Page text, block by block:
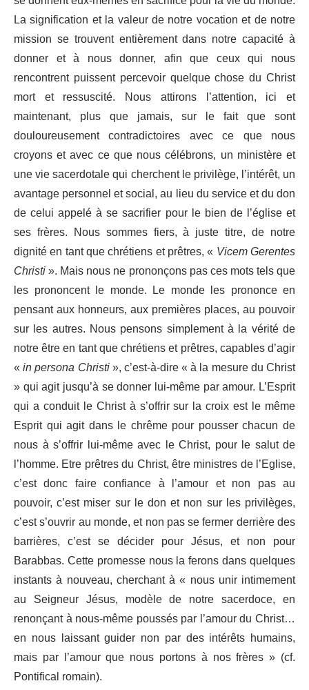
La signification et la valeur de notre vocation et de notre
mission se trouvent entièrement dans notre capacité à
donner et à nous donner, afin que ceux qui nous
rencontrent puissent percevoir quelque chose du Christ
mort et ressuscité. Nous attirons l’attention, ici et
maintenant, plus que jamais, sur le fait que sont
douloureusement contradictoires avec ce que nous
croyons et avec ce que nous célébrons, un ministère et
une vie sacerdotale qui cherchent le privilège, l’intérêt, un
avantage personnel et social, au lieu du service et du don
de celui appelé à se sacrifier pour le bien de l’église et
ses frères. Nous sommes fiers, à juste titre, de notre
dignité en tant que chrétiens et prêtres, « Vicem Gerentes
Christi». Mais nous ne prononçons pas ces mots tels que
les prononcent le monde. Le monde les prononce en
pensant aux honneurs, aux premières places, au pouvoir
sur les autres. Nous pensons simplement à la vérité de
notre être en tant que chrétiens et prêtres, capables d’agir
«in persona Christi», c’est-à-dire « à la mesure du Christ
» qui agit jusqu’à se donner lui-même par amour. L’Esprit
qui a conduit le Christ à s’offrir sur la croix est le même
Esprit qui agit dans le chrême pour pousser chacun de
nous à s’offrir lui-même avec le Christ, pour le salut de
l’homme. Etre prêtres du Christ, être ministres de l’Eglise,
c’est donc faire confiance à l’amour et non pas au
pouvoir, c’est miser sur le don et non sur les privilèges,
c’est s’ouvrir au monde, et non pas se fermer derrière des
barrières, c’est se décider pour Jésus, et non pour
Barabbas. Cette promesse nous la ferons dans quelques
instants à nouveau, cherchant à « nous unir intimement
au Seigneur Jésus, modèle de notre sacerdoce, en
renonçant à nous-même poussés par l’amour du Christ…
en nous laissant guider non par des intérêts humains,
mais par l’amour que nous portons à nos frères » (cf.
Pontifical romain).